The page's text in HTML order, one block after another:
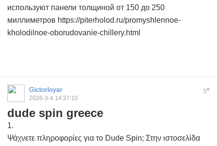
используют панели толщиной от 150 до 250
миллиметров https://piterholod.ru/promyshlennoe-
kholodilnoe-oborudovanie-chillery.html
5#
Gictorloyar
2026-3-4 14:37:10
dude spin greece
1.
Ψάχνετε πληροφορίες για το Dude Spin; Στην ιστοσελίδα